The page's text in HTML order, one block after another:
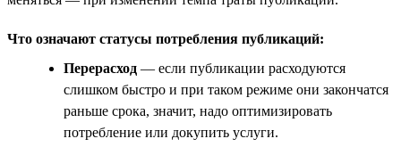
Что означают статусы потребления публикаций:
Перерасход — если публикации расходуются
слишком быстро и при таком режиме они закончатся
раньше срока, значит, надо оптимизировать
потребление или докупить услуги.